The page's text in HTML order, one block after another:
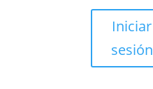
Iniciar
sesión